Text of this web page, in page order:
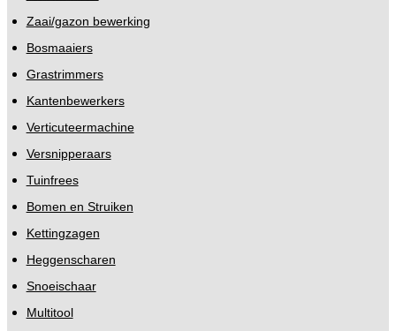
Zaai/gazon bewerking
Bosmaaiers
Grastrimmers
Kantenbewerkers
Verticuteermachine
Versnipperaars
Tuinfrees
Bomen en Struiken
Kettingzagen
Heggenscharen
Snoeischaar
Multitool